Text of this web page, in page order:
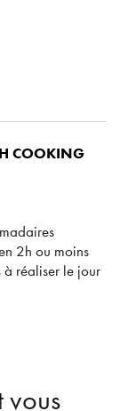
COOKING
2h ou moins
à réaliser le jour
vous